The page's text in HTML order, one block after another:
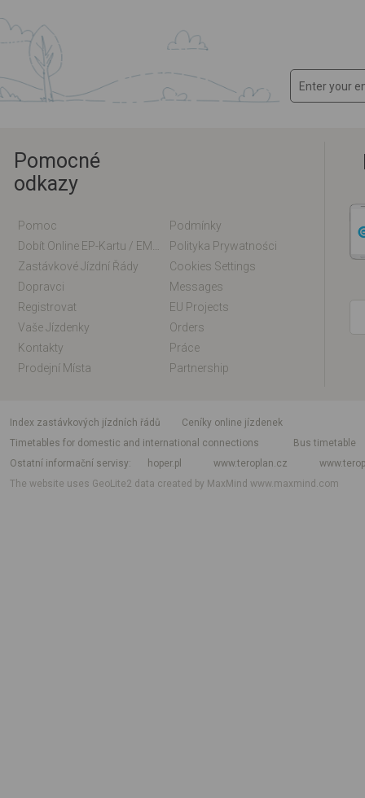
Pomocné
odkazy
Pomoc
Podmínky
Polityka Prywatności
Zastávkové Jízdní Řády
Cookies Settings
Dopravci
Messages
Registrovat
EU Projects
Vaše Jízdenky
Orders
Kontakty
Práce
Prodejní Místa
Partnership
index zastávkových jízdních řádů
Ceníky online jízdenek
Timetables for domestic and international connections
Bus timetable
Ostatní informační servisy
hoper.pl www.teroplan.cz
The website uses GeoLite2 data created by MaxMindwww.maxmind.com